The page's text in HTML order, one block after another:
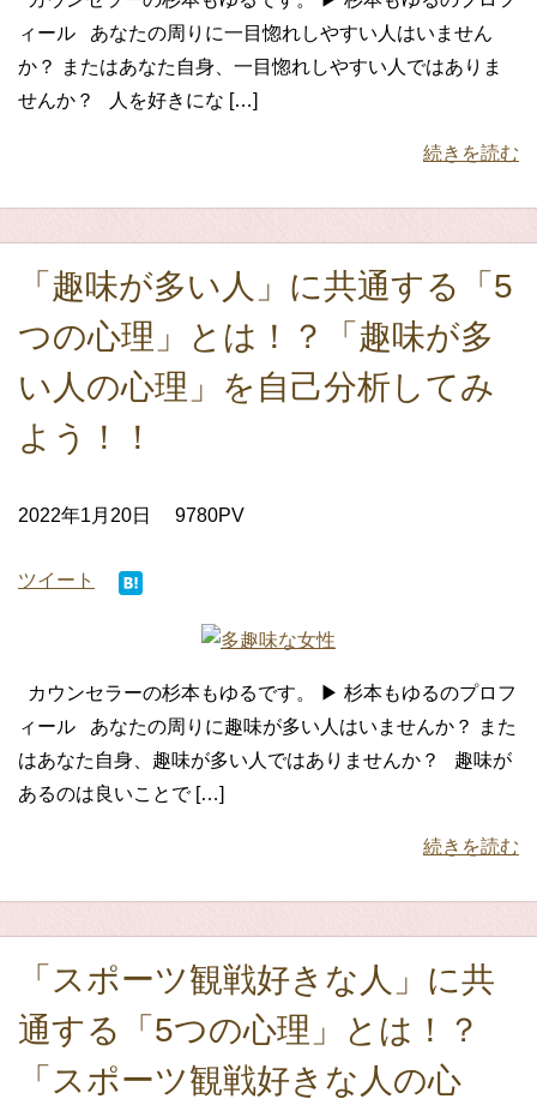
ィール あなたの周りに一目惚れしやすい人はいません
か？ またはあなた自身、一目惚れしやすい人ではありま
せんか？ 人を好きにな […]
続きを読む
「趣味が多い人」に共通する「5
つの心理」とは！？「趣味が多
い人の心理」を自己分析してみ
よう！！
2022年1月20日 9780PV
ツイート
カウンセラーの杉本もゆるです。 ▶ 杉本もゆるのプロフ
ィール あなたの周りに趣味が多い人はいませんか？ また
はあなた自身、趣味が多い人ではありませんか？ 趣味が
あるのは良いことで […]
続きを読む
「スポーツ観戦好きな人」に共
通する「5つの心理」とは！？
「スポーツ観戦好きな人の心